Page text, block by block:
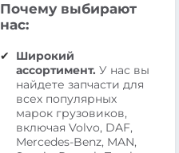
Почему выбирают
нас:
Широкий
ассортимент. У нас вы
найдете запчасти для
всех популярных
марок грузовиков,
включая Volvo, DAF,
Mercedes-Benz, MAN,